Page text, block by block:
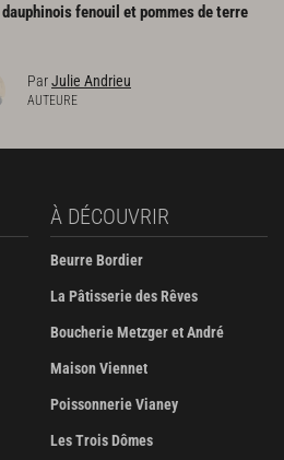
dauphinoisfenouil etpommesdeterre
ParJulie Andrieu
AUTEURE
À DÉCOUVRIR
Beurre Bordier
La Pâtisserie des Rêves
Boucherie Metzger et André
Maison Viennet
Poissonnerie Vianey
Les Trois Dômes